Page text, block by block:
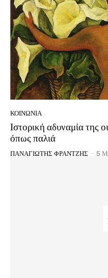
ΚΟΙΝΩΝΙΑ
Ιστορική αδυναμία της
όπως παλιά
ΠΑΝΑΓΙΩΤΗΣ ΦΡΑΝΤΖΗΣ - 5